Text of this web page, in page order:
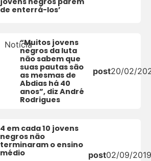
de enterrá-los’
Notícia“Muitos jovens
negros da luta
não sabem que
suas pautas são
as mesmas de
Abdias há 40
anos”, diz André
Rodrigues
post20/02/
4 em cada 10 jovens
negros não
terminaram o ensino
médio
post02/09/